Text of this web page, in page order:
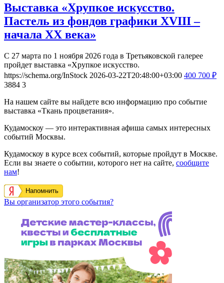
Выставка «Хрупкое искусство.
Пастель из фондов графики XVIII –
начала XX века»
С 27 марта по 1 ноября 2026 года в Третьяковской галерее
пройдет выставка «Хрупкое искусство.
https://schema.org/InStock 2026-03-22T20:48:00+03:00 400 700 ₽
3884 3
На нашем сайте вы найдете всю информацию про событие
выставка «Ткань процветания».
Кудамоскоу — это интерактивная афиша самых интересных
событий Москвы.
Кудамоскоу в курсе всех событий, которые пройдут в Москве.
Если вы знаете о событии, которого нет на сайте, сообщите
нам!
Напомнить
Вы организатор этого события?